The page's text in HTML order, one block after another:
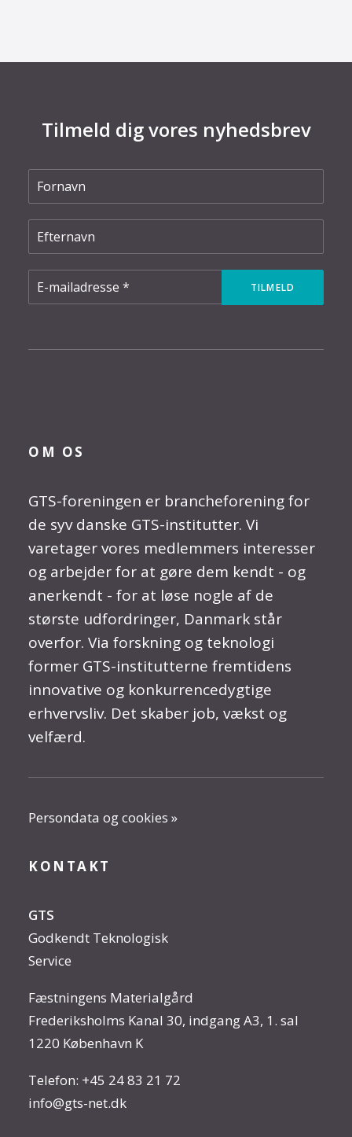
Tilmeld dig vores nyhedsbrev
OM OS
GTS-foreningen er brancheforening for
de syv danske GTS-institutter. Vi
varetager vores medlemmers interesser
og arbejder for at gøre dem kendt - og
anerkendt - for at løse nogle af de
største udfordringer, Danmark står
overfor. Via forskning og teknologi
former GTS-institutterne fremtidens
innovative og konkurrencedygtige
erhvervsliv. Det skaber job, vækst og
velfærd.
Persondata og cookies »
KONTAKT
GTS
Godkendt Teknologisk
Service
Fæstningens Materialgård
Frederiksholms Kanal 30, indgang A3, 1. sal
1220 København K
Telefon: +45 24 83 21 72
info@gts-net.dk